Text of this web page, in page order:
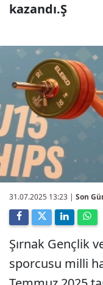
kazandı.Ş
31.07.2025 13:23 | Son
Şırnak Gençlik
sporcusu milli